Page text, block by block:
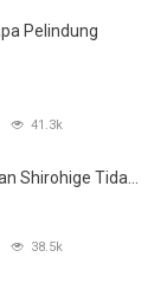
Pelindung
41.3k
Shirohige Tida...
38.5k